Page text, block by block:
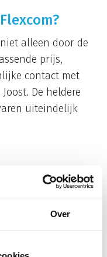
Over
alleen door de
prijs,
contact met
De heldere
uiteindelijk
Maar het
klant. We